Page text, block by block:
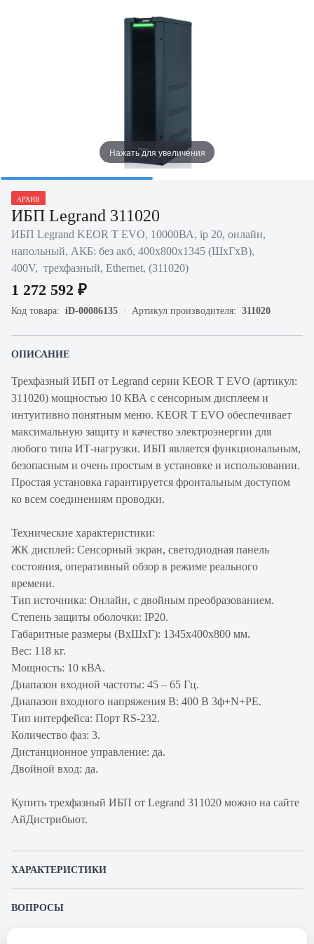
Нажать для увеличения
АРХИВ
ИБП Legrand 311020
ИБП Legrand KEOR T EVO, 10000ВА, ip 20, онлайн,
напольный, АКБ: без акб, 400х800х1345 (ШхГхВ),
400V, трехфазный, Ethernet, (311020)
1 272 592 ₽
Код товара: iD-00086135 Артикул производителя: 311020
ОПИСАНИЕ
Трехфазный ИБП от Legrand серии KEOR T EVO (артикул:
311020) мощностью 10 КВА с сенсорным дисплеем и
интуитивно понятным меню. KEOR T EVO обеспечивает
максимальную защиту и качество электроэнергии для
любого типа ИТ-нагрузки. ИБП является функциональным,
безопасным и очень простым в установке и использовании.
Простая установка гарантируется фронтальным доступом
ко всем соединениям проводки.
Технические характеристики:
ЖК дисплей: Сенсорный экран, светодиодная панель
состояния, оперативный обзор в режиме реального
времени.
Тип источника: Онлайн, с двойным преобразованием.
Степень защиты оболочки: IP20.
Габаритные размеры (ВхШхГ): 1345х400х800 мм.
Вес: 118 кг.
Мощность: 10 кВА.
Диапазон входной частоты: 45 – 65 Гц.
Диапазон входного напряжения В: 400 В 3ф+N+PE.
Тип интерфейса: Порт RS-232.
Количество фаз: 3.
Дистанционное управление: да.
Двойной вход: да.
Купить трехфазный ИБП от Legrand 311020 можно на сайте
АйДистрибьют.
ХАРАКТЕРИСТИКИ
ВОПРОСЫ